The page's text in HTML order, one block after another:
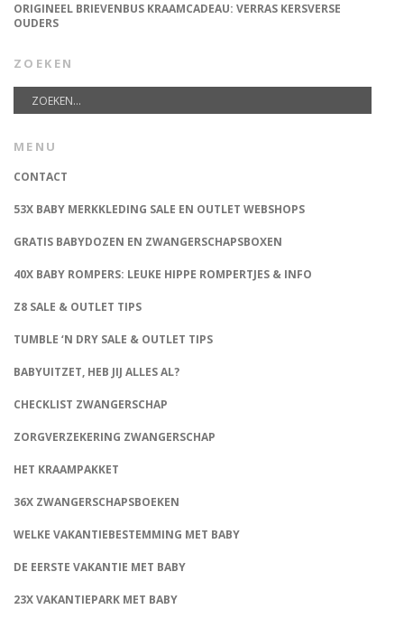
ORIGINEEL BRIEVENBUS KRAAMCADEAU: VERRAS KERSVERSE
OUDERS
ZOEKEN
MENU
CONTACT
53X BABY MERKKLEDING SALE EN OUTLET WEBSHOPS
GRATIS BABYDOZEN EN ZWANGERSCHAPSBOXEN
40X BABY ROMPERS: LEUKE HIPPE ROMPERTJES & INFO
Z8 SALE & OUTLET TIPS
TUMBLE ‘N DRY SALE & OUTLET TIPS
BABYUITZET, HEB JIJ ALLES AL?
CHECKLIST ZWANGERSCHAP
ZORGVERZEKERING ZWANGERSCHAP
HET KRAAMPAKKET
36X ZWANGERSCHAPSBOEKEN
WELKE VAKANTIEBESTEMMING MET BABY
DE EERSTE VAKANTIE MET BABY
23X VAKANTIEPARK MET BABY